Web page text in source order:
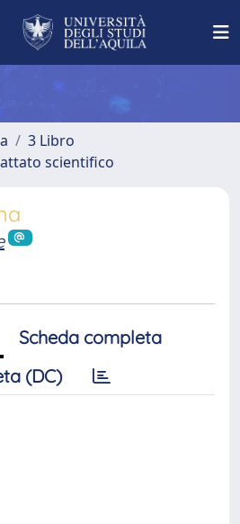
3 Libro
scientifico
Scheda completa
(DC)